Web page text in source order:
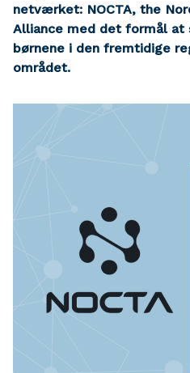
netværket: NOCTA, the
Alliance med det formål
børnene i den fremtidige
området.